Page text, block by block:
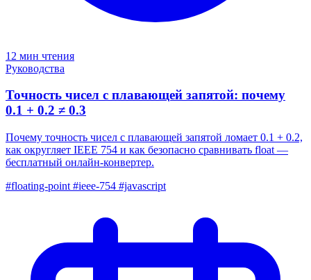
12 мин чтения
Руководства
Точность чисел с плавающей запятой: почему
0.1 + 0.2 ≠ 0.3
Почему точность чисел с плавающей запятой ломает 0.1 + 0.2,
как округляет IEEE 754 и как безопасно сравнивать float —
бесплатный онлайн-конвертер.
#floating-point #ieee-754 #javascript